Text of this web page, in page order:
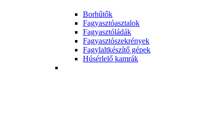
Borhűtők
Fagyasztóasztalok
Fagyasztóládák
Fagyasztószekrények
Fagylaltkészítő gépek
Húsérlelő kamrák